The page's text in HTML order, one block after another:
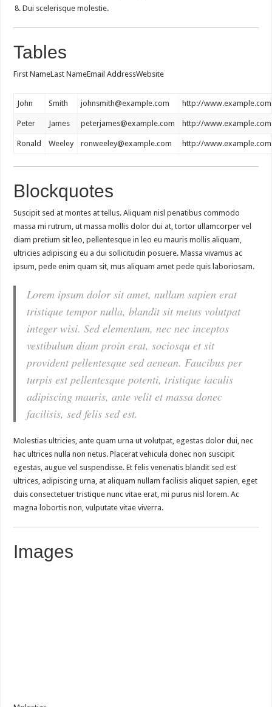
Dui scelerisque molestie.
Tables
First NameLast NameEmail AddressWebsite
John Smith johnsmith@example.com http://www.example.com
Peter James peterjames@example.com http://www.example.com
Ronald Weeley ronweeley@example.com http://www.example.com
Blockquotes
Suscipit sed at montes at tellus. Aliquam nisl penatibus commodo
massa mi rutrum, ut massa mollis dolor dui at, tortor ullamcorper vel
diam pretium sit leo, pellentesque in leo eu mauris mollis aliquam,
ultricies adipiscing eu a dui sollicitudin posuere. Massa vivamus ac
ipsum, pede enim quam sit, mus aliquam amet pede quis laboriosam.
Lorem ipsum dolor sit amet, nullam sapien erat
tristique tempor nulla, blandit sit metus volutpat
integer wisi. Sed elementum, nec nec inceptos
vestibulum diam proin erat, sociosqu et sit
provident pellentesque sed aenean. Faucibus per
turpis est pellentesque potenti, tristique iaculis
adipiscing mauris, ante velit et massa donec
facilisis, sed felis sed est.
Molestias ultricies, ante quam urna ut volutpat, egestas dolor dui, nec
hac ultrices nulla non netus. Placerat vehicula donec non suscipit
egestas, augue vel suspendisse. Et felis venenatis blandit sed est
ultrices, adipiscing urna, at aliquam nullam facilisis aliquet sapien, eget
duis consectetuer tristique nunc vitae erat, mi purus nisl lorem. Ac
magna lobortis non, vulputate vitae viverra.
Images